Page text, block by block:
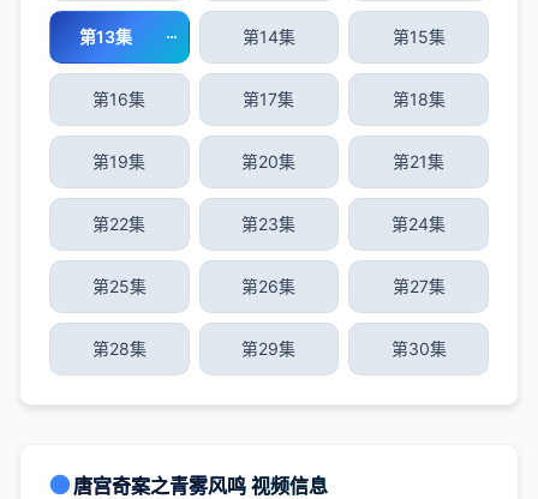
第13集 第14集 第15集
第16集 第17集 第18集
第19集 第20集 第21集
第22集 第23集 第24集
第25集 第26集 第27集
第28集 第29集 第30集
唐宫奇案之青雾风鸣 视频信息